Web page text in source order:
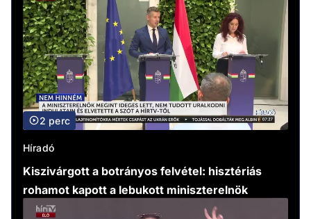
2 perc
Híradó
Kiszivárgott a botrányos felvétel: hisztériás
rohamot kapott a lebukott miniszterelnök